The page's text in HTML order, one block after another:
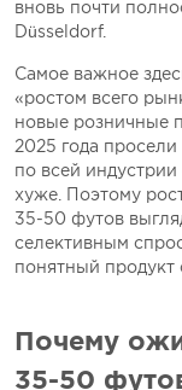
вновь почти
Düsseldorf.
Самое важное
«ростом всего
новые розничные
2025 года
по всей
хуже. Поэтому
35-50 футов
селективным
понятный продукт
Почему
35-50